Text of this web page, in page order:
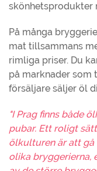
skönhetsprodukter
På många
mat tillsammans
rimliga priser. Du
på marknader som
försäljare säljer öl
"I Prag finns både
pubar. Ett roligt
ölkulturen är att gå
olika bryggerierna,